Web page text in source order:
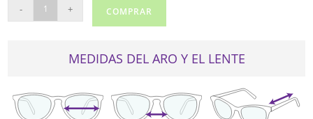
2109
- + COMPRAR
MEDIDAS DEL ARO Y EL LENTE